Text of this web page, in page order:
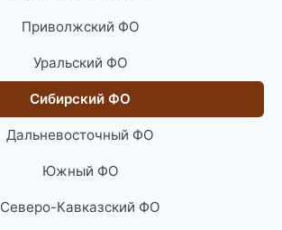
Приволжский ФО
Уральский ФО
Сибирский ФО
Дальневосточный ФО
Южный ФО
Северо-Кавказский ФО